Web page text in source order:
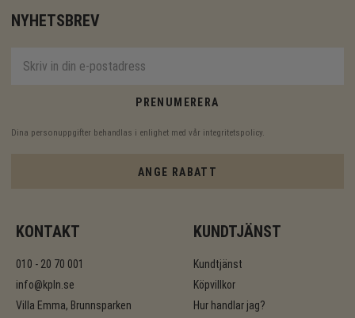
NYHETSBREV
PRENUMERERA
Dina personuppgifter behandlas i enlighet med vår integritetspolicy
ANGE RABATT
KONTAKT
010 - 20 70 001
info@kpln.se
Villa Emma, Brunnsparken
KUNDTJÄNST
Kundtjänst
Köpvillkor
Hur handlar jag?